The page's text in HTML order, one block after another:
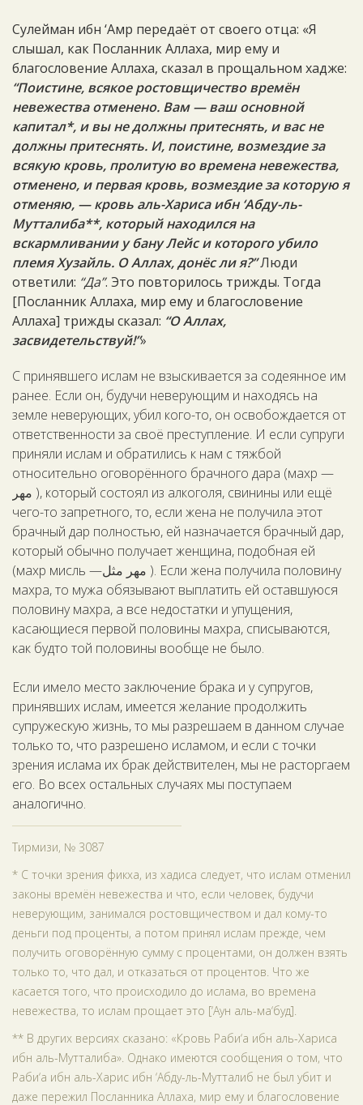
Сулейман ибн ‘Амр передаёт от своего отца: «Я
слышал, как Посланник Аллаха, мир ему и
благословение Аллаха, сказал в прощальном хадже:
“Поистине, всякое ростовщичество времён
невежества отменено. Вам — ваш основной
капитал*, и вы не должны притеснять, и вас не
должны притеснять. И, поистине, возмездие за
всякую кровь, пролитую во времена невежества,
отменено, и первая кровь, возмездие за которую я
отменяю, — кровь аль-Хариса ибн ‘Абду-ль-
Мутталиба**, который находился на
вскармливании у бану Лейс и которого убило
племя Хузайль. О Аллах, донёс ли я?”Люди
ответили: “Да”. Это повторилось трижды. Тогда
[Посланник Аллаха, мир ему и благословение
Аллаха] трижды сказал: “О Аллах,
засвидетельствуй!”»
С принявшего ислам не взыскивается за содеянное им
ранее. Если он, будучи неверующим и находясь на
земле неверующих, убил кого-то, он освобождается от
ответственности за своё преступление. И если супруги
приняли ислам и обратились к нам с тяжбой
относительно оговорённого брачного дара (махр —
مهر ), который состоял из алкоголя, свинины или ещё
чего-то запретного, то, если жена не получила этот
брачный дар полностью, ей назначается брачный дар,
который обычно получает женщина, подобная ей
(махр мисль —مهر مثل ). Если жена получила половину
махра, то мужа обязывают выплатить ей оставшуюся
половину махра, а все недостатки и упущения,
касающиеся первой половины махра, списываются,
как будто той половины вообще не было.
Если имело место заключение брака и у супругов,
принявших ислам, имеется желание продолжить
супружескую жизнь, то мы разрешаем в данном случае
только то, что разрешено исламом, и если с точки
зрения ислама их брак действителен, мы не расторгаем
его. Во всех остальных случаях мы поступаем
аналогично.
Тирмизи, № 3087
* С точки зрения фикха, из хадиса следует, что ислам отменил
законы времён невежества и что, если человек, будучи
неверующим, занимался ростовщичеством и дал кому-то
деньги под проценты, а потом принял ислам прежде, чем
получить оговорённую сумму с процентами, он должен взять
только то, что дал, и отказаться от процентов. Что же
касается того, что происходило до ислама, во времена
невежества, то ислам прощает это [‘Аун аль-ма‘буд].
** В других версиях сказано: «Кровь Раби‘а ибн аль-Хариса
ибн аль-Мутталиба». Однако имеются сообщения о том, что
Раби‘а ибн аль-Харис ибн ‘Абду-ль-Мутталиб не был убит и
даже пережил Посланника Аллаха, мир ему и благословение